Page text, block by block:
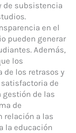
de subsistencia
en el
pueden generar
Además,
los
de los retrasos y
de
gestión de las
de
relación a las
la educación